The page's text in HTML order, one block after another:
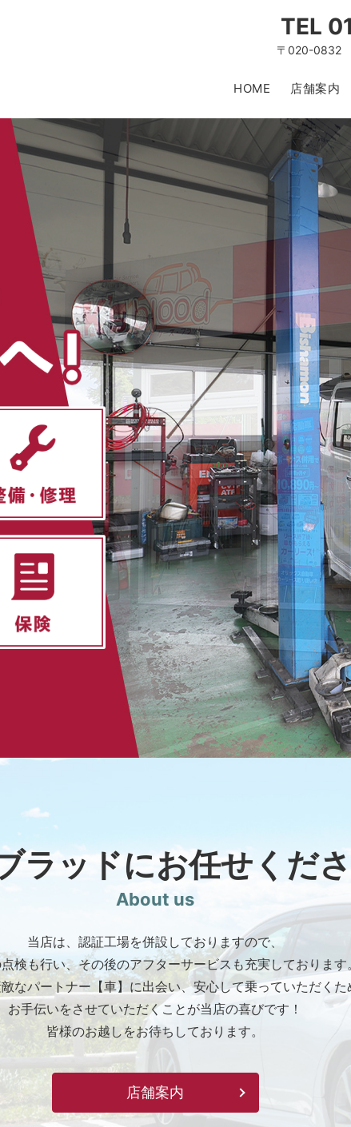
HOME 店舗案内
TEL
〒020-0832
ラッドにお任せくだ
About us
当店は、認証工場を併設しておりますので、
検も行い、その後のアフターサービスも充実しております
なパートナー【車】に出会い、安心して乗っていただくた
お手伝いをさせていただくことが当店の喜びです！
皆様のお越しをお待ちしております。
店舗案内